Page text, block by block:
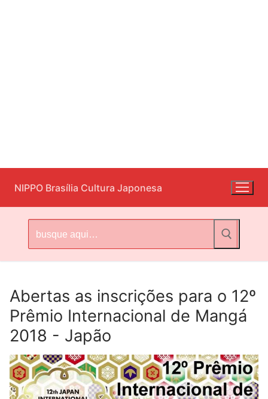
para
o
conteúdo
NIPPO Brasília Cultura Japonesa
por:
Abertas as inscrições para o 12º
Prêmio Internacional de Mangá
2018 - Japão